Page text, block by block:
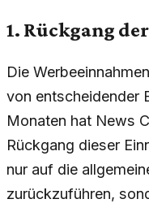
1. Rückgang
Die
von entscheidender
Monaten hat News
Rückgang dieser
nur auf die
zurückzuführen,